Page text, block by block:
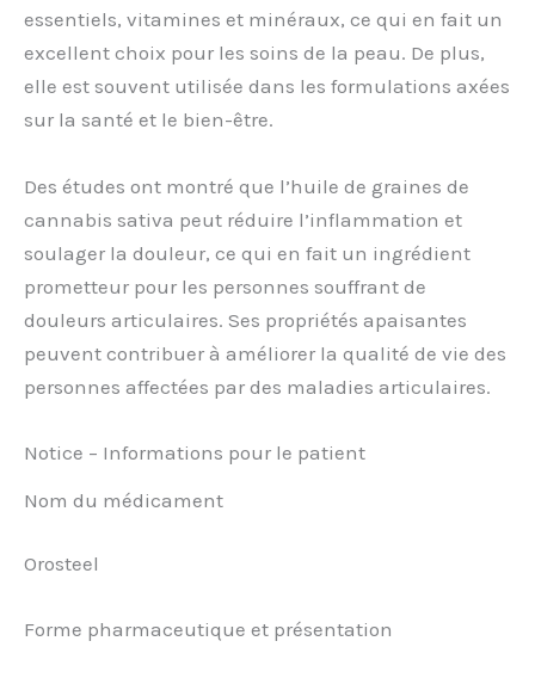
essentiels, vitamines et minéraux, ce qui en fait un
excellent choix pour les soins de la peau. De plus,
elle est souvent utilisée dans les formulations axées
sur la santé et le bien-être.
Des études ont montré que l’huile de graines de
cannabis sativa peut réduire l’inflammation et
soulager la douleur, ce qui en fait un ingrédient
prometteur pour les personnes souffrant de
douleurs articulaires. Ses propriétés apaisantes
peuvent contribuer à améliorer la qualité de vie des
personnes affectées par des maladies articulaires.
Notice – Informations pour le patient
Nom du médicament
Orosteel
Forme pharmaceutique et présentation